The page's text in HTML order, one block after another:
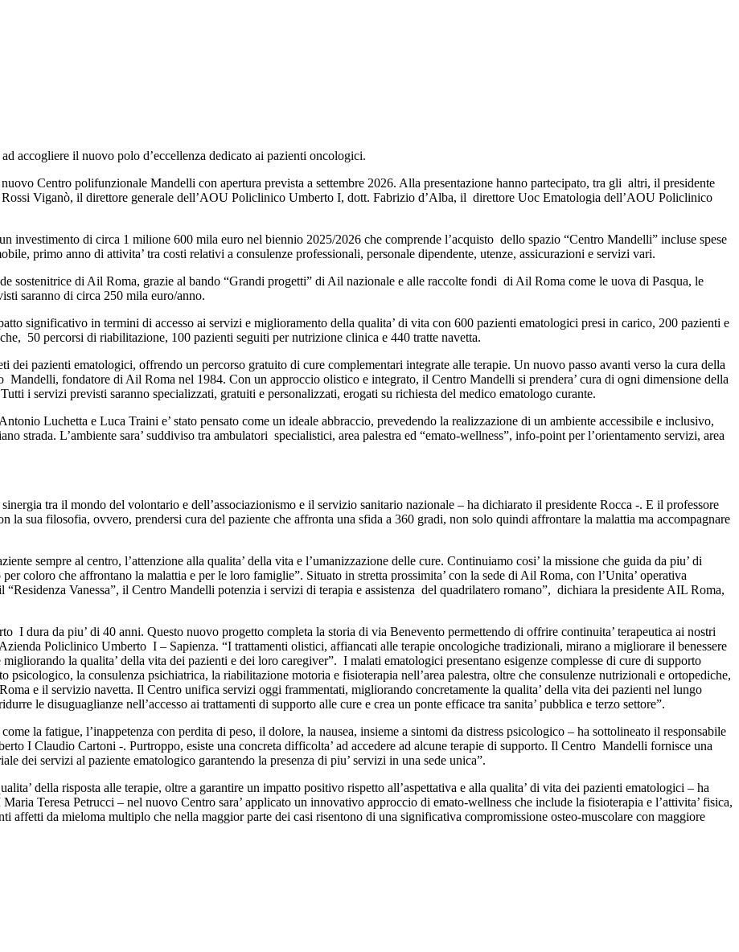
accogliere il nuovo polo d’eccellenza dedicato ai pazienti oncologici.
Centro polifunzionale Mandelli con apertura prevista a settembre 2026. Alla presentazione hanno partecipato, tra gli altri, il presidente
Viganò, il direttore generale dell’AOU Policlinico Umberto I, dott. Fabrizio d’Alba, il direttore Uoc Ematologia dell’AOU Policlinico
investimento di circa 1 milione 600 mila euro nel biennio 2025/2026 che comprende l’acquisto dello spazio “Centro Mandelli” incluse spese
primo anno di attivita’ tra costi relativi a consulenze professionali, personale dipendente, utenze, assicurazioni e servizi vari.
sostenitrice di Ail Roma, grazie al bando “Grandi progetti” di Ail nazionale e alle raccolte fondi di Ail Roma come le uova di Pasqua, le
saranno di circa 250 mila euro/anno.
significativo in termini di accesso ai servizi e miglioramento della qualita’ di vita con 600 pazienti ematologici presi in carico, 200 pazienti e
50 percorsi di riabilitazione, 100 pazienti seguiti per nutrizione clinica e 440 tratte navetta.
pazienti ematologici, offrendo un percorso gratuito di cure complementari integrate alle terapie. Un nuovo passo avanti verso la cura della
Mandelli, fondatore di Ail Roma nel 1984. Con un approccio olistico e integrato, il Centro Mandelli si prendera’ cura di ogni dimensione della
i servizi previsti saranno specializzati, gratuiti e personalizzati, erogati su richiesta del medico ematologo curante.
Luchetta e Luca Traini e’ stato pensato come un ideale abbraccio, prevedendo la realizzazione di un ambiente accessibile e inclusivo,
strada. L’ambiente sara’ suddiviso tra ambulatori specialistici, area palestra ed “emato-wellness”, info-point per l’orientamento servizi, area
tra il mondo del volontario e dell’associazionismo e il servizio sanitario nazionale – ha dichiarato il presidente Rocca -. E il professore
la sua filosofia, ovvero, prendersi cura del paziente che affronta una sfida a 360 gradi, non solo quindi affrontare la malattia ma accompagnare
sempre al centro, l’attenzione alla qualita’ della vita e l’umanizzazione delle cure. Continuiamo cosi’ la missione che guida da piu’ di
coloro che affrontano la malattia e per le loro famiglie”. Situato in stretta prossimita’ con la sede di Ail Roma, con l’Unita’ operativa
Vanessa”, il Centro Mandelli potenzia i servizi di terapia e assistenza del quadrilatero romano”, dichiara la presidente AIL Roma,
I dura da piu’ di 40 anni. Questo nuovo progetto completa la storia di via Benevento permettendo di offrire continuita’ terapeutica ai nostri
Policlinico Umberto I – Sapienza. “I trattamenti olistici, affiancati alle terapie oncologiche tradizionali, mirano a migliorare il benessere
la qualita’ della vita dei pazienti e dei loro caregiver”. I malati ematologici presentano esigenze complesse di cure di supporto
la consulenza psichiatrica, la riabilitazione motoria e fisioterapia nell’area palestra, oltre che consulenze nutrizionali e ortopediche,
e il servizio navetta. Il Centro unifica servizi oggi frammentati, migliorando concretamente la qualita’ della vita dei pazienti nel lungo
le disuguaglianze nell’accesso ai trattamenti di supporto alle cure e crea un ponte efficace tra sanita’ pubblica e terzo settore”.
la fatigue, l’inappetenza con perdita di peso, il dolore, la nausea, insieme a sintomi da distress psicologico – ha sottolineato il responsabile
I Claudio Cartoni -. Purtroppo, esiste una concreta difficolta’ ad accedere ad alcune terapie di supporto. Il Centro Mandelli fornisce una
dei servizi al paziente ematologico garantendo la presenza di piu’ servizi in una sede unica”.
della risposta alle terapie, oltre a garantire un impatto positivo rispetto all’aspettativa e alla qualita’ di vita dei pazienti ematologici – ha
Teresa Petrucci – nel nuovo Centro sara’ applicato un innovativo approccio di emato-wellness che include la fisioterapia e l’attivita’ fisica,
affetti da mieloma multiplo che nella maggior parte dei casi risentono di una significativa compromissione osteo-muscolare con maggiore